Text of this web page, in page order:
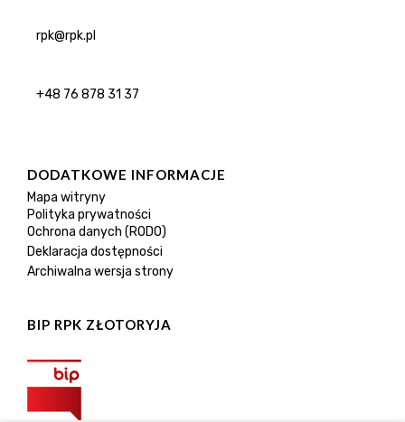
rpk@rpk.pl
+48 76 878 31 37
DODATKOWE INFORMACJE
Mapa witryny
Polityka prywatności
Ochrona danych (RODO)
Deklaracja dostępności
Archiwalna wersja strony
BIP RPK ZŁOTORYJA